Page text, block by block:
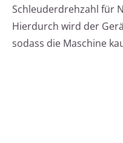
Schleuderdrehzahl für
Hierdurch wird der
sodass die Maschine